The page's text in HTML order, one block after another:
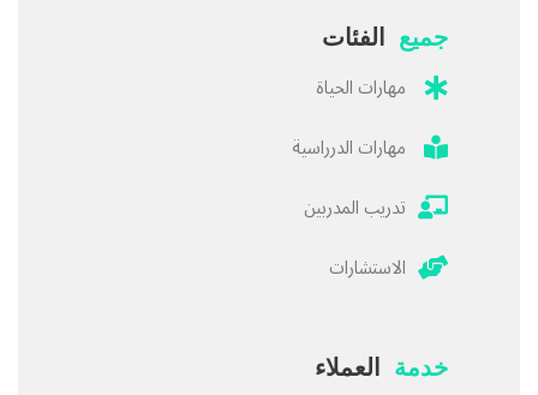
جميع الفئات
مهارات الحياة
مهارات الدرراسية
تدريب المدربين
الاستشارات
خدمة العملاء